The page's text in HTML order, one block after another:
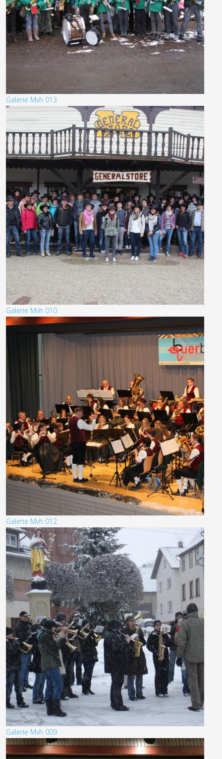
Galerie Mvh 013
Galerie Mvh 010
Galerie Mvh 012
Galerie Mvh 009